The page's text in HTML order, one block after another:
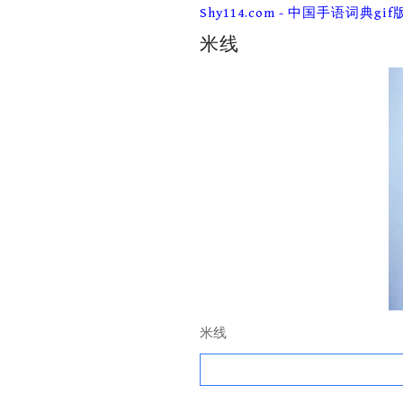
Skip
content
Shy114.com - 中国手语词典gif
米线
米线
Search